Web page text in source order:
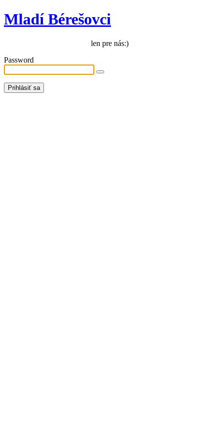
Mladí Bérešovci
len pre nás:)
Password